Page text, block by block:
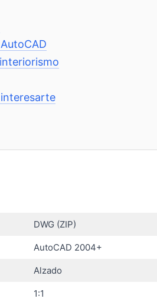
DWG (ZIP)
AutoCAD 2004+
Alzado
1:1